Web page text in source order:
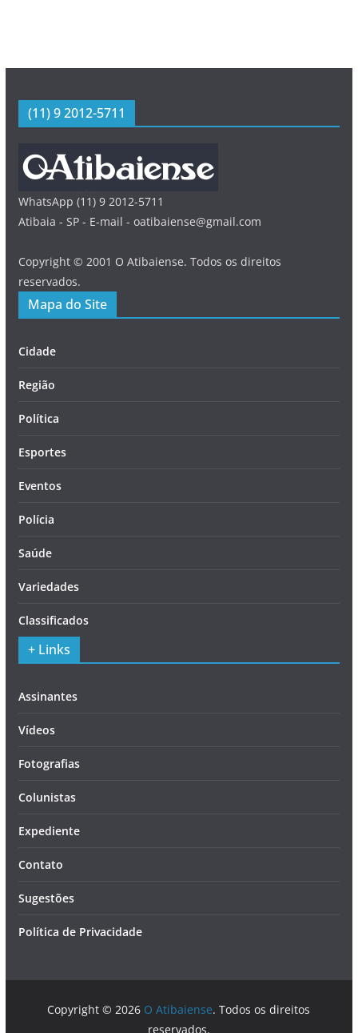
(11) 9 2012-5711
WhatsApp (11) 9 2012-5711
Atibaia - SP - E-mail - oatibaiense@gmail.com
Copyright © 2001 O Atibaiense. Todos os direitos
reservados.
Mapa do Site
Cidade
Região
Política
Esportes
Eventos
Polícia
Saúde
Variedades
Classificados
+ Links
Assinantes
Vídeos
Fotografias
Colunistas
Expediente
Contato
Sugestões
Política de Privacidade
Copyright © 2026 O Atibaiense. Todos os direitos
reservados.